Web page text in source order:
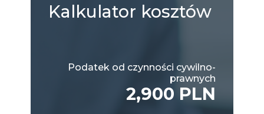
Kalkulator kosztów
Podatek od czynności cywilno-
prawnych
2,900 PLN